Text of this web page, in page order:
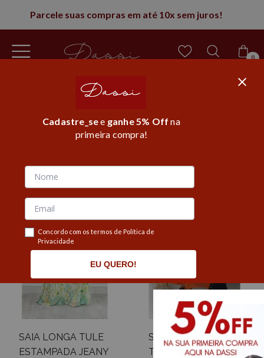
5% de desconto na 1° compra
0
Roupas/Saias/Saia longa
SAIA LONGA TULE
ESTAMPADA JEANY
SAIA COURINO
TRÊS MARIAS JULIA
Cadastre_see ganhe 5% Off na
primeira compra!
Concordo com os termos de Política de
Privacidade
EU QUERO!